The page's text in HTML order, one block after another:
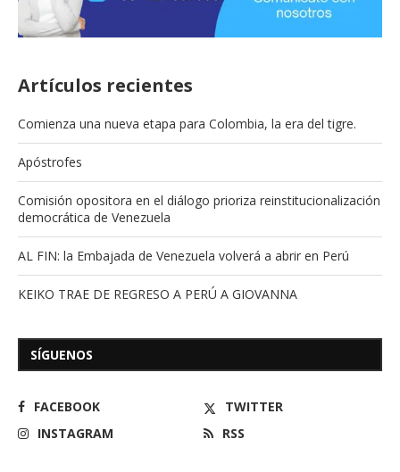
Artículos recientes
Comienza una nueva etapa para Colombia, la era del tigre.
Apóstrofes
Comisión opositora en el diálogo prioriza reinstitucionalización
democrática de Venezuela
AL FIN: la Embajada de Venezuela volverá a abrir en Perú
KEIKO TRAE DE REGRESO A PERÚ A GIOVANNA
SÍGUENOS
FACEBOOK
TWITTER
INSTAGRAM
RSS